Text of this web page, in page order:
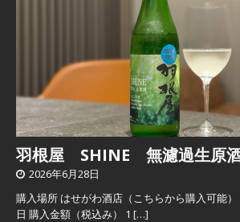
羽根屋 SHINE 無濾過生原
2026年6月28日
購入場所 はせがわ酒店（こちらから購入可能
日 購入金額（税込み） 1 […]